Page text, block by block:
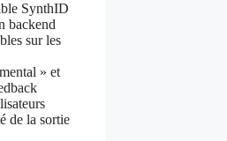
SynthID
backend
sur les
» et
de la sortie